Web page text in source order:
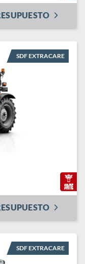
SDF EXTRACARE
SDF EXTRACARE